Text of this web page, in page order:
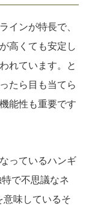
インが特長で、
高くても安定し
れています。と
たら目も当てら
能性も重要です
っているハンギ
で不思議なネ
意味しているそ